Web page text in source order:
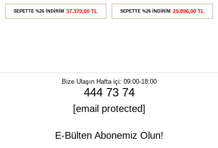
SEPETTE %26 İNDİRİM 37.370,00 TL SEPETTE %26 İNDİRİM 29.896,00 TL
Bize Ulaşın
444 73 74
[email protected]
Hafta içi: 09:00-18:00
E-Bülten Abonemiz Olun!